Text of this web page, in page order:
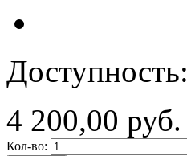
Доступность:
4 200,00 руб.
Кол-во: